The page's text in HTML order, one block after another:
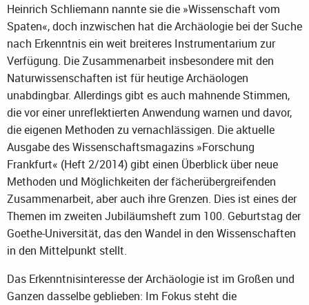
Heinrich Schliemann nannte sie die »Wissenschaft vom
Spaten«, doch inzwischen hat die Archäologie bei der Suche
nach Erkenntnis ein weit breiteres Instrumentarium zur
Verfügung. Die Zusammenarbeit insbesondere mit den
Naturwissenschaften ist für heutige Archäologen
unabdingbar. Allerdings gibt es auch mahnende Stimmen,
die vor einer unreflektierten Anwendung warnen und davor,
die eigenen Methoden zu vernachlässigen. Die aktuelle
Ausgabe des Wissenschaftsmagazins »Forschung
Frankfurt« (Heft 2/2014) gibt einen Überblick über neue
Methoden und Möglichkeiten der fächerübergreifenden
Zusammenarbeit, aber auch ihre Grenzen. Dies ist eines der
Themen im zweiten Jubiläumsheft zum 100. Geburtstag der
Goethe-Universität, das den Wandel in den Wissenschaften
in den Mittelpunkt stellt.
Das Erkenntnisinteresse der Archäologie ist im Großen und
Ganzen dasselbe geblieben: Im Fokus steht die